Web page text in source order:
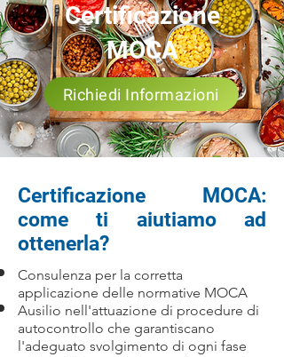
Certificazione
MOCA
Richiedi Informazioni
Certificazione MOCA:
come ti aiutiamo ad
ottenerla?
Consulenza per la corretta
applicazione delle normative MOCA
Ausilio nell'attuazione di procedure di
autocontrollo che garantiscano
l'adeguato svolgimento di ogni fase